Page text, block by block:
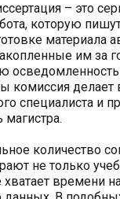
– это
которую
материала
им за
осведомленность
комиссия
специалиста и
магистра.
количество
не только
хватает времени